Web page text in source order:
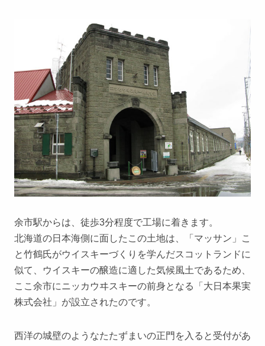
余市駅からは、徒歩3分程度で工場に着きます。
北海道の日本海側に面したこの土地は、「マッサン」こ
と竹鶴氏がウイスキーづくりを学んだスコットランドに
似て、ウイスキーの醸造に適した気候風土であるため、
ここ余市にニッカウヰスキーの前身となる「大日本果実
株式会社」が設立されたのです。
西洋の城壁のようなたたずまいの正門を入ると受付があ